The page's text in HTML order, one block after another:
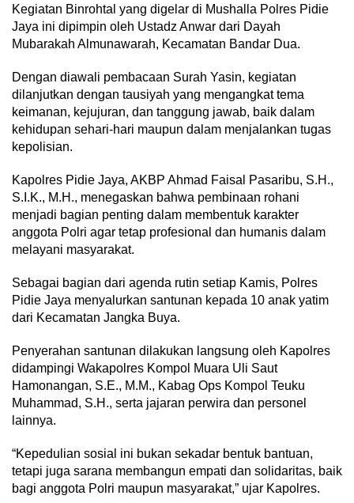
Kegiatan Binrohtal yang digelar di Mushalla Polres Pidie
Jaya ini dipimpin oleh Ustadz Anwar dari Dayah
Mubarakah Almunawarah, Kecamatan Bandar Dua.
Dengan diawali pembacaan Surah Yasin, kegiatan
dilanjutkan dengan tausiyah yang mengangkat tema
keimanan, kejujuran, dan tanggung jawab, baik dalam
kehidupan sehari-hari maupun dalam menjalankan tugas
kepolisian.
Kapolres Pidie Jaya, AKBP Ahmad Faisal Pasaribu, S.H.,
S.I.K., M.H., menegaskan bahwa pembinaan rohani
menjadi bagian penting dalam membentuk karakter
anggota Polri agar tetap profesional dan humanis dalam
melayani masyarakat.
Sebagai bagian dari agenda rutin setiap Kamis, Polres
Pidie Jaya menyalurkan santunan kepada 10 anak yatim
dari Kecamatan Jangka Buya.
Penyerahan santunan dilakukan langsung oleh Kapolres
didampingi Wakapolres Kompol Muara Uli Saut
Hamonangan, S.E., M.M., Kabag Ops Kompol Teuku
Muhammad, S.H., serta jajaran perwira dan personel
lainnya.
“Kepedulian sosial ini bukan sekadar bentuk bantuan,
tetapi juga sarana membangun empati dan solidaritas, baik
bagi anggota Polri maupun masyarakat,” ujar Kapolres.